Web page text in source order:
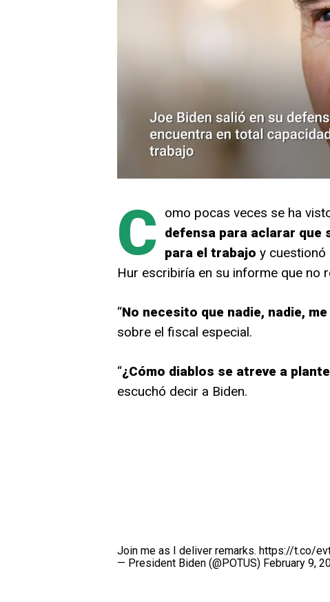
C omo pocas veces se ha
defensa para aclarar que
para el trabajo y cuestionó
Hur escribiría en su informe que no
“No necesito que nadie, nadie,
sobre el fiscal especial.
“¿Cómo diablos se atreve a
escuchó decir a Biden.
Join me as I deliver remarks. https://t.co/
— President Biden (@POTUS) February 9,